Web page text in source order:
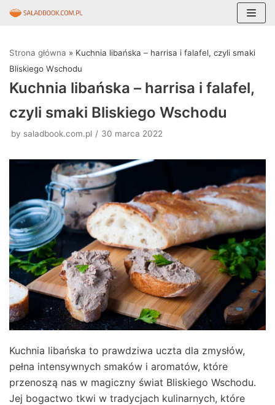
do
treści
Strona główna » Kuchnia libańska – harrisa i falafel, czyli smaki
Bliskiego Wschodu
Kuchnia libańska – harrisa i falafel,
czyli smaki Bliskiego Wschodu
by saladbook.com.pl 30 marca 2022
Kuchnia libańska to prawdziwa uczta dla zmysłów,
pełna intensywnych smaków i aromatów, które
przenoszą nas w magiczny świat Bliskiego Wschodu.
Jej bogactwo tkwi w tradycjach kulinarnych, które